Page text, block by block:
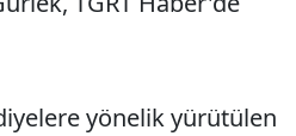
yönelik yürütülen